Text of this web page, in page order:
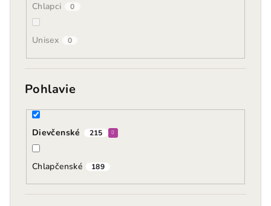
Chlapci 0
Unisex 0
Pohlavie
Dievčenské 215
Chlapčenské 189